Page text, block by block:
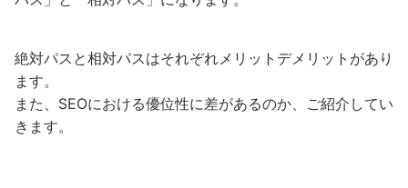
絶対パスと相対パスはそれぞれメリットデメリットがあり
ます。
また、SEOにおける優位性に差があるのか、ご紹介してい
きます。